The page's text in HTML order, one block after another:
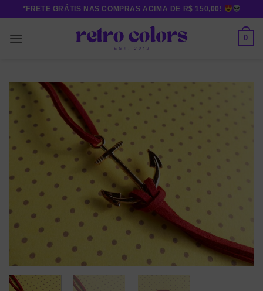
content
*FRETE GRÁTIS NAS COMPRAS ACIMA DE R$ 150,00!
0